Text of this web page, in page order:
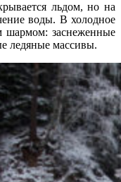
льдом, но на
воды. В холодное
шармом: заснеженные
ледяные массивы.